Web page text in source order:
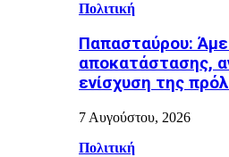
Πολιτική
Παπασταύρου:
αποκατάστασης,
ενίσχυση της
7 Αυγούστου, 2026
Πολιτική